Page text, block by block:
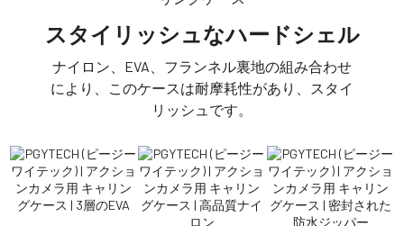
スタイリッシュなハードシェル
ナイロン、EVA、フランネル裏地の組み合わせ
により、このケースは耐摩耗性があり、スタイ
リッシュです。